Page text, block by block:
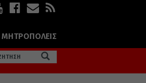
ΜΗΤΡΟΠΟΛΕΙΣ